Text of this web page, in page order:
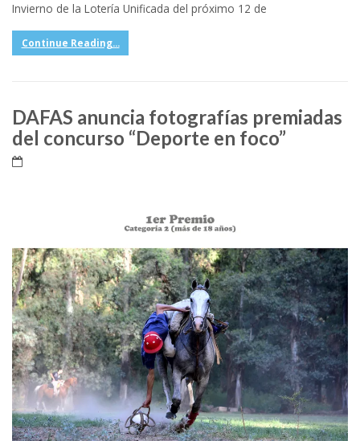
Invierno de la Lotería Unificada del próximo 12 de
Continue Reading...
DAFAS anuncia fotografías premiadas
del concurso “Deporte en foco”